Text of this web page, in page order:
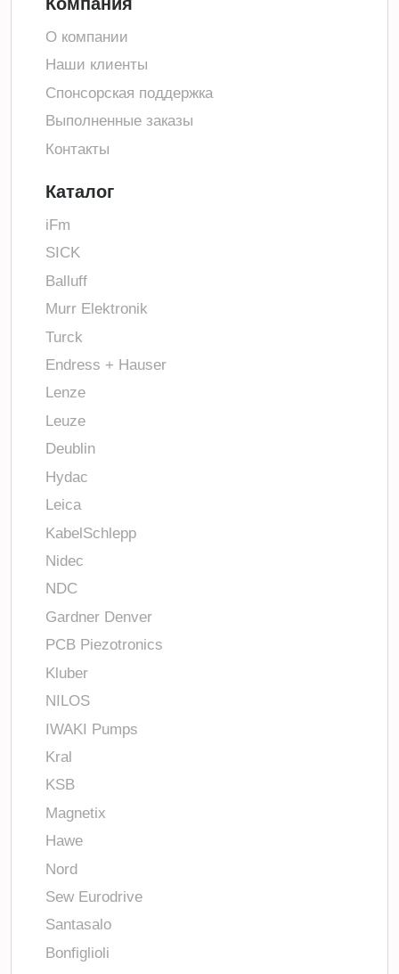
О компании
Наши клиенты
Спонсорская поддержка
Выполненные заказы
Контакты
Каталог
iFm
SICK
Balluff
Murr Elektronik
Turck
Endress + Hauser
Lenze
Leuze
Deublin
Hydac
Leica
KabelSchlepp
Nidec
NDC
Gardner Denver
PCB Piezotronics
Kluber
NILOS
IWAKI Pumps
Kral
KSB
Magnetix
Hawe
Nord
Sew Eurodrive
Santasalo
Bonfiglioli